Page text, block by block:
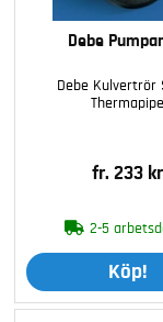
Debe
Debe Kulvertrör
Thermapipe
fr. 233 kr
2-5
Köp!